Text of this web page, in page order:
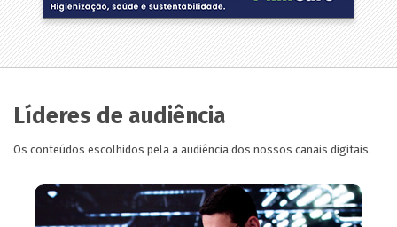
Líderes de audiência
Os conteúdos escolhidos pela a audiência dos nossos canais digitais.